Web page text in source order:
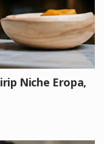
Niche Eropa,